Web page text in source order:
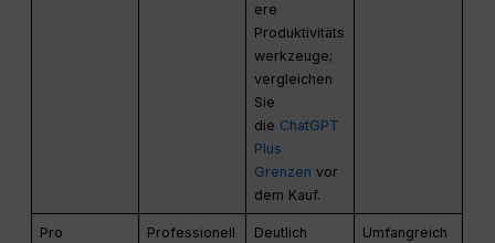
ere
Produktivitäts
werkzeuge;
vergleichen
Sie
die ChatGPT
Plus
Grenzen vor
dem Kauf.
Pro
Professionell
Deutlich
Umfangreich